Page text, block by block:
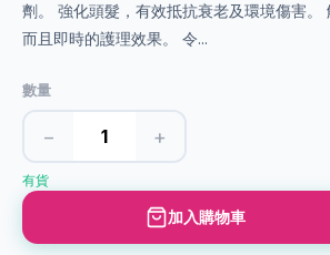
劑。 強化頭髮，有效抵抗衰老及環境傷害。
而且即時的護理效果。 令...
數量
− +
有貨
加入購物車